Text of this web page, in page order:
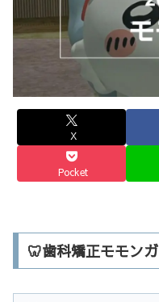
X
Pocket
🦷歯科矯正モモンガ